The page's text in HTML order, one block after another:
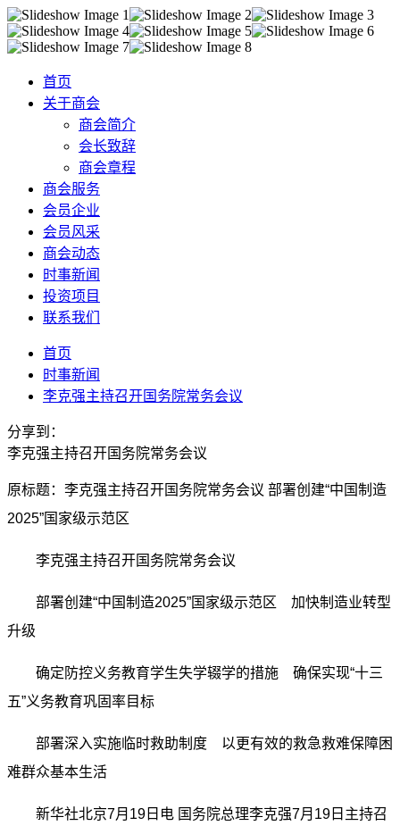
首页
关于商会
商会简介
会长致辞
商会章程
商会服务
会员企业
会员风采
商会动态
时事新闻
投资项目
联系我们
首页
时事新闻
李克强主持召开国务院常务会议
分享到：
李克强主持召开国务院常务会议
原标题：李克强主持召开国务院常务会议 部署创建“中国制造
2025”国家级示范区
李克强主持召开国务院常务会议
部署创建“中国制造2025”国家级示范区 加快制造业转型
升级
确定防控义务教育学生失学辍学的措施 确保实现“十三
五”义务教育巩固率目标
部署深入实施临时救助制度 以更有效的救急救难保障困
难群众基本生活
新华社北京7月19日电 国务院总理李克强7月19日主持召